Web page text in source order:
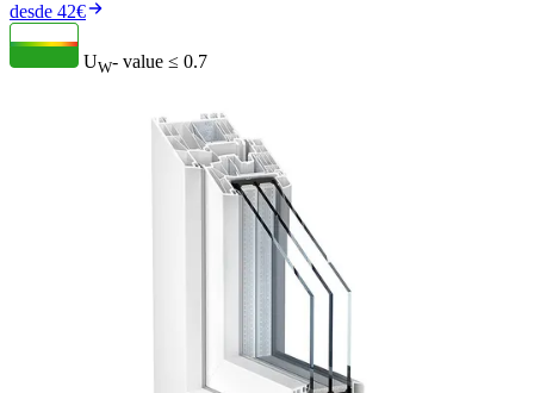
desde 42€
UW- value ≤ 0.7